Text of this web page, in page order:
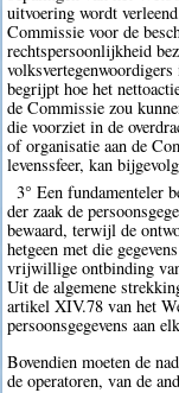
uitvoering wordt
Commissie voor de
rechtspersoonlijkheid
begrijpt hoe het
de Commissie zou
die voorziet in de
of organisatie aan de
levenssfeer, kan
3° Een fundamenteler
der zaak de
bewaard, terwijl de
hetgeen met die
vrijwillige ontbinding
Uit de algemene
artikel XIV.78 van het
persoonsgegevens aan
Bovendien moeten de
de operatoren, van de